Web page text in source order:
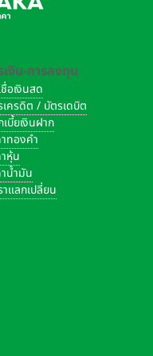
เงิน-การลงทุน
อเงินสด
เครดิต / บัตรเดบิต
บี้ยเงินฝาก
ทองคำ
หุ้น
น้ำมัน
แลกเปลี่ยน